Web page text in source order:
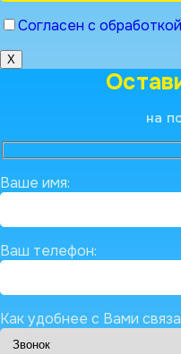
Согласен с
X
на
Ваше имя:
Ваш телефон:
Как удобнее с Вами